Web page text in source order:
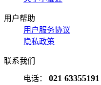
用户帮助
用户服务协议
隐私政策
联系我们
电话： 021 63355191